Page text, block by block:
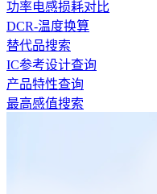
功率电感损耗对比
DCR-温度换算
替代品搜索
IC参考设计查询
产品特性查询
最高感值搜索